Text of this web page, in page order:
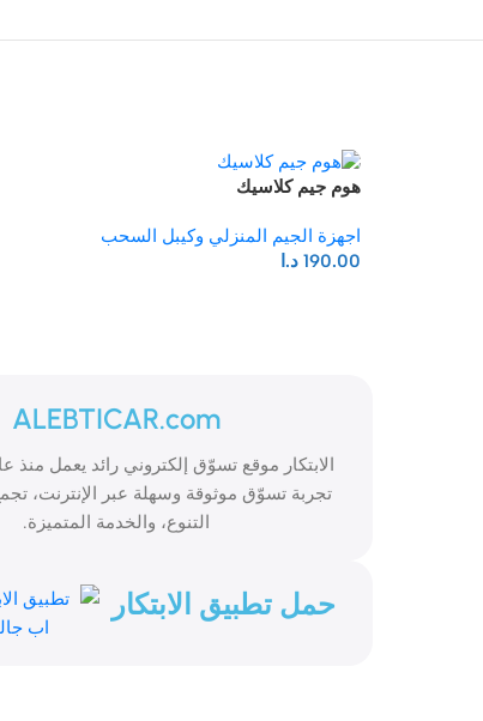
هوم جيم كلاسيك
اجهزة الجيم المنزلي وكيبل السحب
190.00 د.ا
ALEBTICAR.com
تجربة تسوّق موثوقة وسهلة عبر الإنترنت،
التنوع، والخدمة المتميزة.
حمل تطبيق الابتكار